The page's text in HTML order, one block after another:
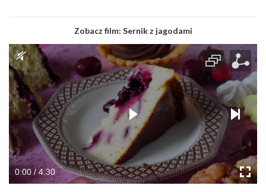
Zobacz film: Sernik z jagodami
0:00 / 4:30